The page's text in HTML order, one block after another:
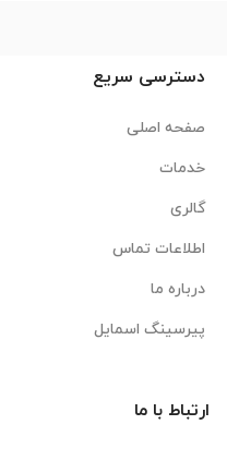
دسترسی سریع
صفحه اصلی
خدمات
گالری
اطلاعات تماس
درباره ما
پیرسینگ اسمایل
ارتباط با ما